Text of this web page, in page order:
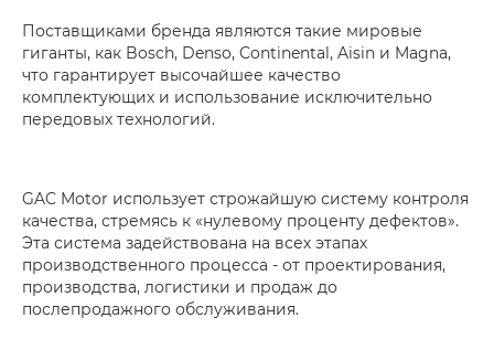
Поставщиками бренда являются такие мировые
гиганты, как Bosch, Denso, Continental, Aisin и Magna,
что гарантирует высочайшее качество
комплектующих и использование исключительно
передовых технологий.
GAC Motor использует строжайшую систему контроля
качества, стремясь к «нулевому проценту дефектов».
Эта система задействована на всех этапах
производственного процесса - от проектирования,
производства, логистики и продаж до
послепродажного обслуживания.